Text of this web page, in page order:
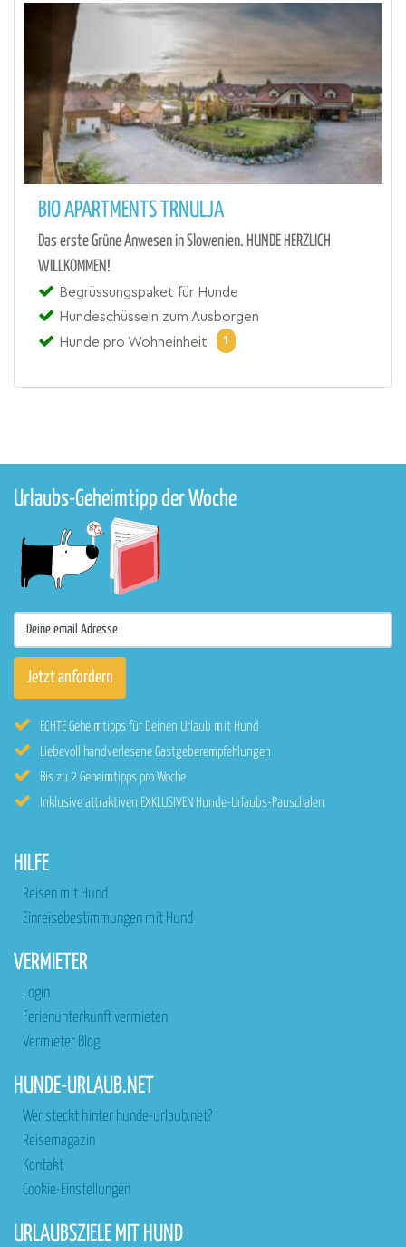
BIO APARTMENTS TRNULJA
Das erste Grüne Anwesen in Slowenien. HUNDE HERZLICH
WILLKOMMEN!
Begrüssungspaket für Hunde
Hundeschüsseln zum Ausborgen
Hunde pro Wohneinheit
1
Urlaubs-Geheimtipp der Woche
ECHTE Geheimtipps für Deinen Urlaub mit Hund
Liebevoll handverlesene Gastgeberempfehlungen
Bis zu 2 Geheimtipps pro Woche
Inklusive attraktiven EXKLUSIVEN Hunde-Urlaubs-Pauschalen
HILFE
Reisen mit Hund
Einreisebestimmungen mit Hund
VERMIETER
Login
Ferienunterkunft vermieten
Vermieter Blog
HUNDE-URLAUB.NET
Wer steckt hinter hunde-urlaub.net?
Reisemagazin
Kontakt
Cookie-Einstellungen
URLAUBSZIELE MIT HUND